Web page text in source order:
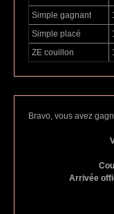
Simple gagnant
Simple placé
ZE couillon
Bravo, vous avez
Arrivée